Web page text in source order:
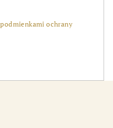
podmienkami ochrany